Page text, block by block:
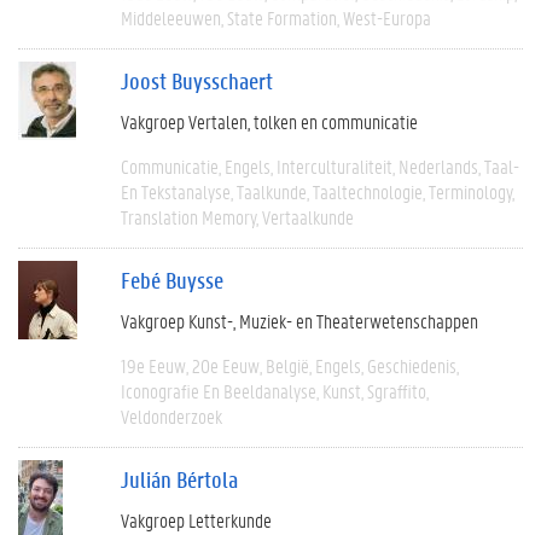
Middeleeuwen State Formation West-Europa
Joost Buysschaert
Vakgroep Vertalen, tolken en communicatie
Communicatie Engels Interculturaliteit Nederlands Taal-
En Tekstanalyse Taalkunde Taaltechnologie Terminology
Translation Memory Vertaalkunde
Febé Buysse
Vakgroep Kunst-, Muziek- en Theaterwetenschappen
19e Eeuw 20e Eeuw België Engels Geschiedenis
Iconografie En Beeldanalyse Kunst Sgraffito
Veldonderzoek
Julián Bértola
Vakgroep Letterkunde